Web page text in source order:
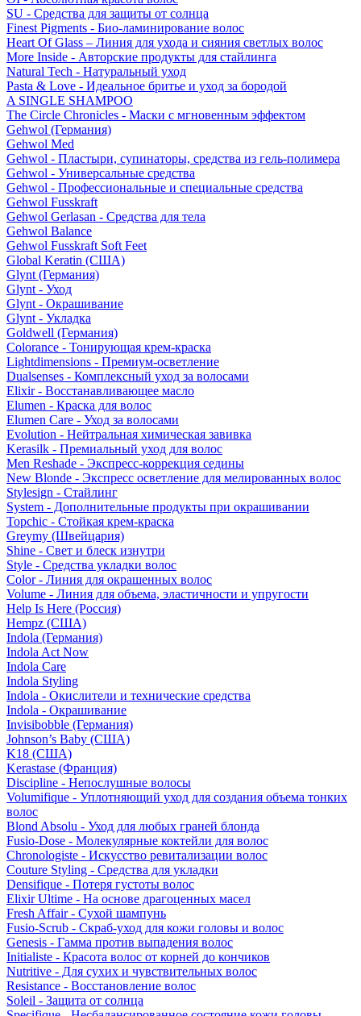
SU - Средства для защиты от солнца
Finest Pigments - Био-ламинирование волос
Heart Of Glass – Линия для ухода и сияния светлых волос
More Inside - Авторские продукты для стайлинга
Natural Tech - Натуральный уход
Pasta & Love - Идеальное бритье и уход за бородой
A SINGLE SHAMPOO
The Circle Chronicles - Маски с мгновенным эффектом
Gehwol (Германия)
Gehwol Med
Gehwol - Пластыри, супинаторы, средства из гель-полимера
Gehwol - Универсальные средства
Gehwol - Профессиональные и специальные средства
Gehwol Fusskraft
Gehwol Gerlasan - Средства для тела
Gehwol Balance
Gehwol Fusskraft Soft Feet
Global Keratin (США)
Glynt (Германия)
Glynt - Уход
Glynt - Окрашивание
Glynt - Укладка
Goldwell (Германия)
Colorance - Тонирующая крем-краска
Lightdimensions - Премиум-осветление
Dualsenses - Комплексный уход за волосами
Elixir - Восстанавливающее масло
Elumen - Краска для волос
Elumen Care - Уход за волосами
Evolution - Нейтральная химическая завивка
Kerasilk - Премиальный уход для волос
Men Reshade - Экспресс-коррекция седины
New Blonde - Экспресс осветление для мелированных волос
Stylesign - Стайлинг
System - Дополнительные продукты при окрашивании
Topchic - Стойкая крем-краска
Greymy (Швейцария)
Shine - Свет и блеск изнутри
Style - Средства укладки волос
Color - Линия для окрашенных волос
Volume - Линия для объема, эластичности и упругости
Help Is Here (Россия)
Hempz (США)
Indola (Германия)
Indola Act Now
Indola Care
Indola Styling
Indola - Окислители и технические средства
Indola - Окрашивание
Invisibobble (Германия)
Johnson’s Baby (США)
K18 (США)
Kerastase (Франция)
Discipline - Непослушные волосы
Volumifique - Уплотняющий уход для создания объема тонких
волос
Blond Absolu - Уход для любых граней блонда
Fusio-Dose - Молекулярные коктейли для волос
Chronologiste - Искусство ревитализации волос
Couture Styling - Средства для укладки
Densifique - Потеря густоты волос
Elixir Ultime - На основе драгоценных масел
Fresh Affair - Сухой шампунь
Fusio-Scrub - Скраб-уход для кожи головы и волос
Genesis - Гамма против выпадения волос
Initialiste - Красота волос от корней до кончиков
Nutritive - Для сухих и чувствительных волос
Resistance - Восстановление волос
Soleil - Защита от солнца